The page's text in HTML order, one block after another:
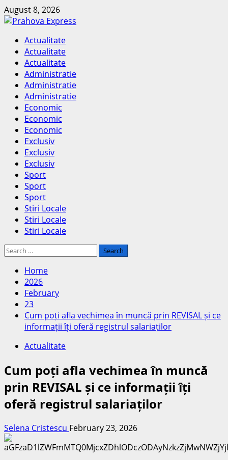
Skip
to
August 8, 2026
Primary
Menu
Actualitate
Actualitate
Actualitate
Administratie
Administratie
Administratie
Economic
Economic
Economic
Exclusiv
Exclusiv
Exclusiv
Sport
Sport
Sport
Stiri Locale
Stiri Locale
Stiri Locale
Search
Home
2026
February
23
Cum poți afla vechimea în muncă prin REVISAL și ce
informații îți oferă registrul salariaților
Actualitate
Cum poți afla vechimea în muncă
prin REVISAL și ce informații îți
oferă registrul salariaților
Selena Cristescu February 23, 2026